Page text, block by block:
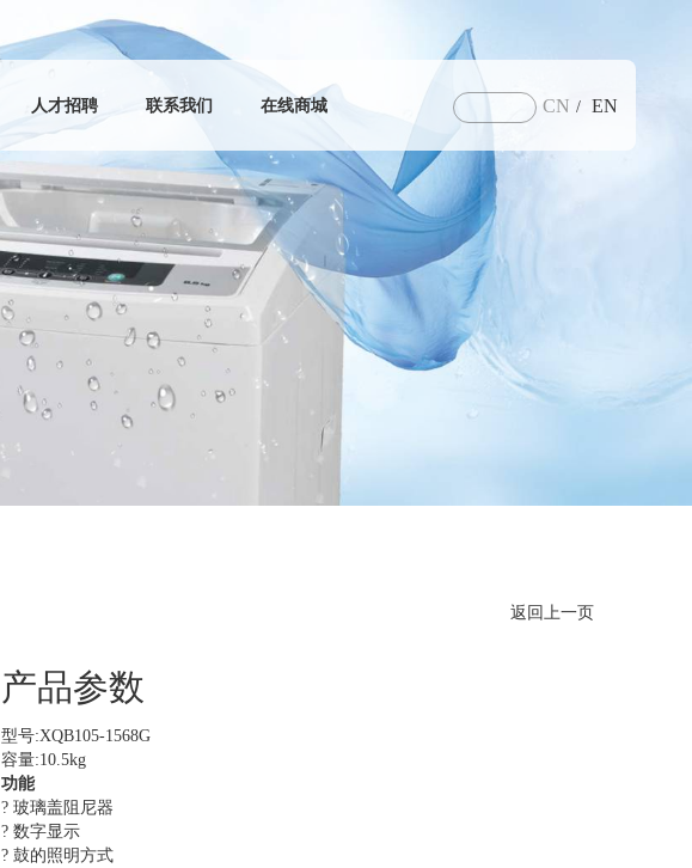
人才招聘 联系我们 在线商城 CN / EN
返回上一页
产品参数
型号:XQB105-1568G
容量:10.5kg
功能
? 玻璃盖阻尼器
? 数字显示
? 鼓的照明方式